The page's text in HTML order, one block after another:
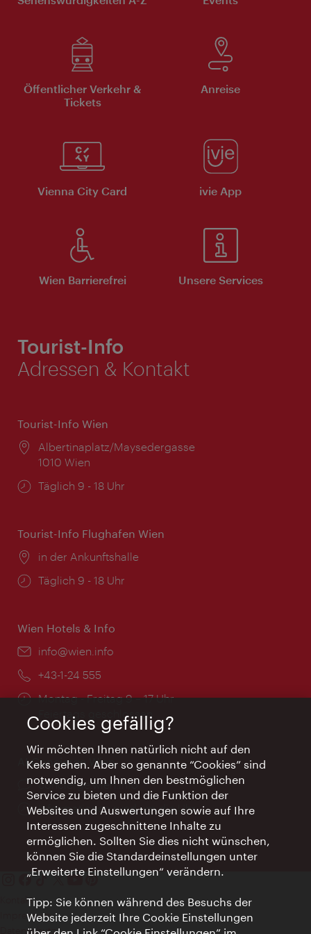
Öffentlicher Verkehr &
Tickets
Anreise
Vienna City Card ivie App
Wien Barrierefrei Unsere Services
Tourist-Info
Adressen & Kontakt
Tourist-Info Wien
Ort:
Albertinaplatz/Maysedergasse
1010 Wien
Öffnungszeiten:
Täglich 9 - 18 Uhr
Tourist-Info Flughafen Wien
Ort:
in der Ankunftshalle
Öffnungszeiten:
Täglich 9 - 18 Uhr
Wien Hotels & Info
Email:
info@wien.info
Telefon:
+43-1-24 555
Öffnungszeiten:
Montag - Freitag 9 – 17 Uhr
Feiertags geschlossen
AI Concierge Wien
Ort:
concierge.wien.info
Öffnungszeiten:
Informationen rund um die Uhr
Kontakt
Impressum
Datenschutz
Cookies gefällig?
Wir möchten Ihnen natürlich nicht auf den
Keks gehen. Aber so genannte “Cookies” sind
notwendig, um Ihnen den bestmöglichen
Service zu bieten und die Funktion der
Websites und Auswertungen sowie auf Ihre
Interessen zugeschnittene Inhalte zu
ermöglichen. Sollten Sie dies nicht wünschen,
können Sie die Standardeinstellungen unter
„Erweiterte Einstellungen“ verändern.
Tipp: Sie können während des Besuchs der
Website jederzeit Ihre Cookie Einstellungen